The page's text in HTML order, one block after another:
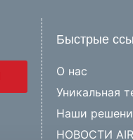
Быстрые
О нас
Уникальная
Наши
НОВОСТИ